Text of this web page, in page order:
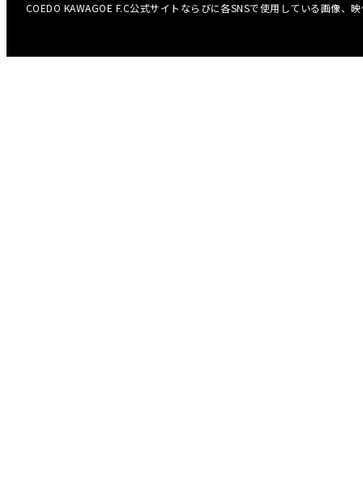
COEDO KAWAGOE F.C公式サイトならびに各SNSで使用している画像、